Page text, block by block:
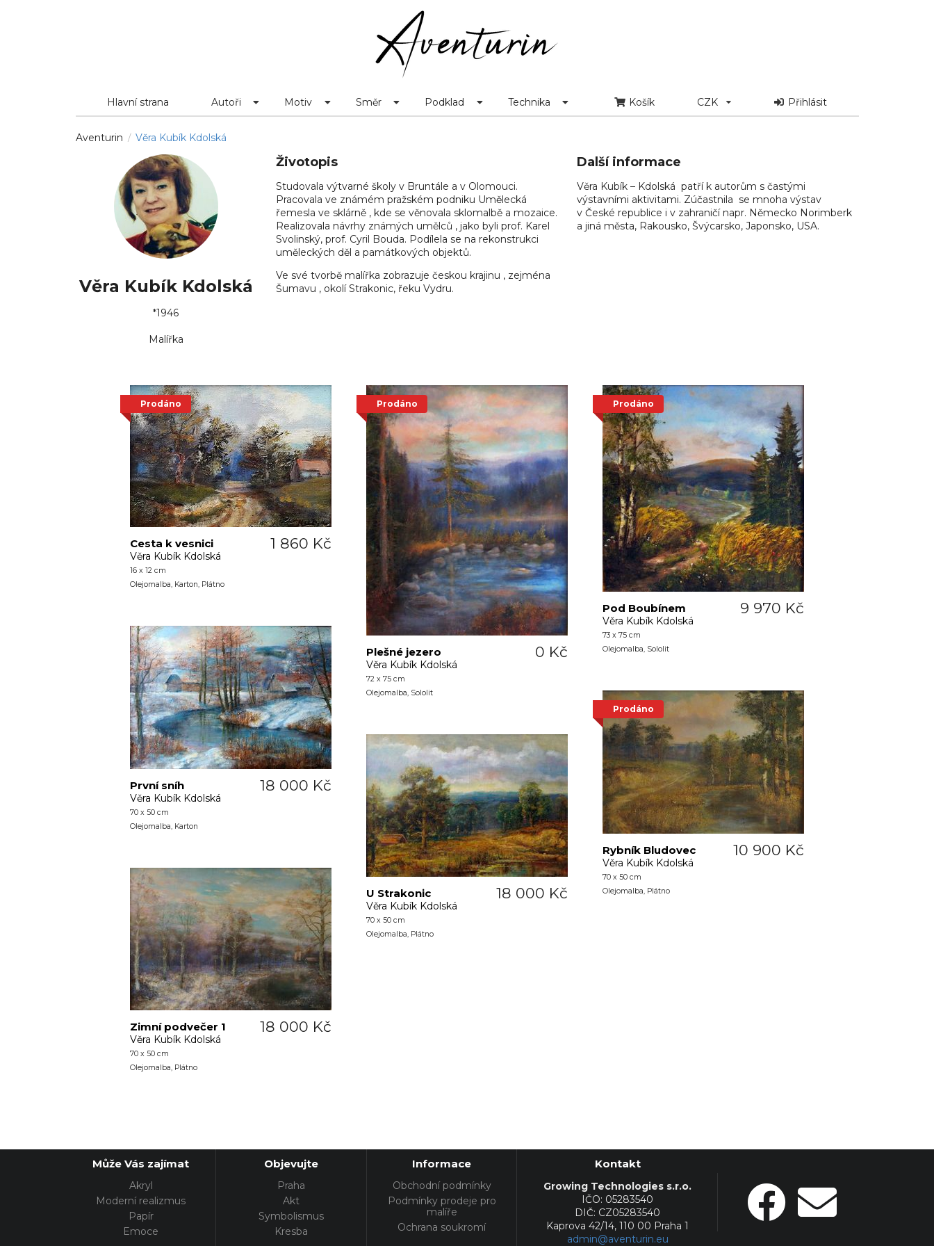
Hlavní strana Autoři Motiv Směr Podklad Technika Košík CZK Přihlásit
Aventurin / Věra Kubík Kdolská
Věra Kubík Kdolská
*1946
Malířka
Životopis
Studovala výtvarné školy v Bruntále a v Olomouci.
Pracovala ve známém pražském podniku Umělecká
řemesla ve sklárně , kde se věnovala sklomalbě a mozaice.
Realizovala návrhy známých umělců , jako byli prof. Karel
Svolinský, prof. Cyril Bouda. Podílela se na rekonstrukci
uměleckých děl a památkových objektů.
Ve své tvorbě malířka zobrazuje českou krajinu , zejména
Šumavu , okolí Strakonic, řeku Vydru.
Další informace
Věra Kubík – Kdolská patří k autorům s častými
výstavními aktivitami. Zúčastnila se mnoha výstav
v České republice i v zahraničí napr. Německo Norimberk
a jiná města, Rakousko, Švýcarsko, Japonsko, USA.
Prodáno
Cesta k vesnici
Věra Kubík Kdolská
16 x 12 cm
Olejomalba, Karton, Plátno
1 860 Kč
Prodáno
Plešné jezero
Věra Kubík Kdolská
72 x 75 cm
Olejomalba, Sololit
0 Kč
Prodáno
Pod Boubínem
Věra Kubík Kdolská
73 x 75 cm
Olejomalba, Sololit
9 970 Kč
První sníh
Věra Kubík Kdolská
70 x 50 cm
Olejomalba, Karton
18 000 Kč
Prodáno
Rybník Bludovec
Věra Kubík Kdolská
70 x 50 cm
Olejomalba, Plátno
10 900 Kč
U Strakonic
Věra Kubík Kdolská
70 x 50 cm
Olejomalba, Plátno
18 000 Kč
Zimní podvečer 1
Věra Kubík Kdolská
70 x 50 cm
Olejomalba, Plátno
18 000 Kč
Může Vás zajímat
Akryl
Moderní realizmus
Papír
Emoce
Objevujte
Praha
Akt
Symbolismus
Kresba
Informace
Obchodní podmínky
Podmínky prodeje pro
malíře
Ochrana soukromí
Kontakt
Growing Technologies s.r.o.
IČO: 05283540
DIČ: CZ05283540
Kaprova 42/14, 110 00 Praha 1
admin@aventurin.eu